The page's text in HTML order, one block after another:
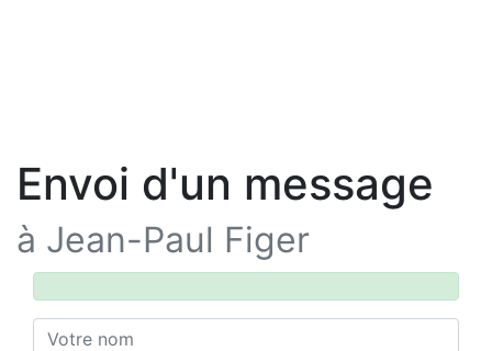
Envoi d'un message
à Jean-Paul Figer